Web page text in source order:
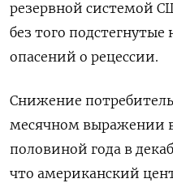
резервной системой
без того
опасений о рецессии.
Снижение
месячном выражении
половиной года в
что американский